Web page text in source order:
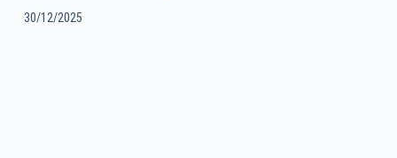
30/12/2025